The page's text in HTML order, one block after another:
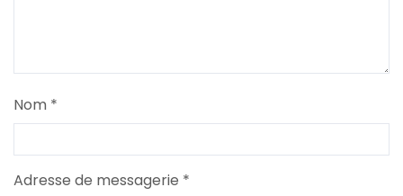
Nom *
Adresse de messagerie *